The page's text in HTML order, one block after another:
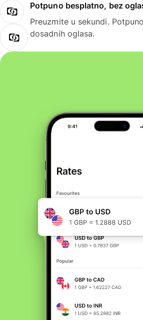
Potpuno besplatno, bez
Preuzmite u sekundi.
dosadnih oglasa.